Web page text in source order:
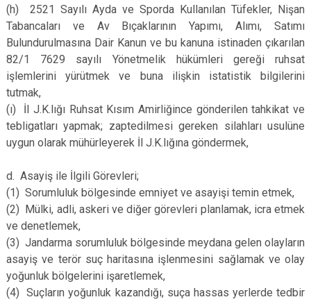
(h)
2521 Sayılı Ayda ve Sporda Kullanılan Tüfekler, Nişan
Tabancaları ve Av Bıçaklarının Yapımı, Alımı, Satımı
Bulundurulmasına Dair Kanun ve bu kanuna istinaden çıkarılan
82/1 7629 sayılı Yönetmelik hükümleri gereği ruhsat
işlemlerini yürütmek ve buna ilişkin istatistik bilgilerini
tutmak,
(ı)
İl J.K.lığı Ruhsat Kısım Amirliğince gönderilen tahkikat ve
tebligatları yapmak; zaptedilmesi gereken silahları usulüne
uygun olarak mühürleyerek İl J.K.lığına göndermek,
d. Asayiş ile İlgili Görevleri;
(1) Sorumluluk bölgesinde emniyet ve asayişi temin etmek,
(2) Mülki, adli, askeri ve diğer görevleri planlamak, icra etmek
ve denetlemek,
(3) Jandarma sorumluluk bölgesinde meydana gelen olayların
asayiş ve terör suç haritasına işlenmesini sağlamak ve olay
yoğunluk bölgelerini işaretlemek,
(4) Suçların yoğunluk kazandığı, suça hassas yerlerde tedbir